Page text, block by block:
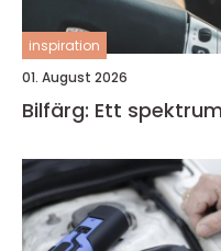
inspiration
01. August 2026
Bilfärg: Ett